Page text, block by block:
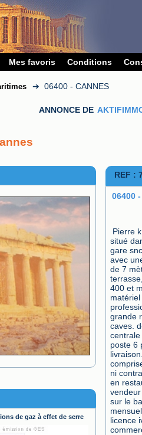
Mes favoris Conditions
➔ 06400 - CANNES
ANNONCE DE
de gaz à effet de serre
REF :
06400
Pierre
situé
gare
avec
de 7
400 et
grande
caves.
poste 6
ni
en
sur le
licence